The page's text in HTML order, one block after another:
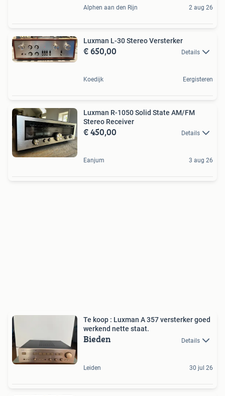
Alphen aan den Rijn 2 aug 26
Luxman L-30 Stereo Versterker
€ 650,00 Details
Koedijk Eergisteren
Luxman R-1050 Solid State AM/FM
Stereo Receiver
€ 450,00 Details
Eanjum 3 aug 26
Te koop : Luxman A 357 versterker goed
werkend nette staat.
Bieden Details
Leiden 30 jul 26